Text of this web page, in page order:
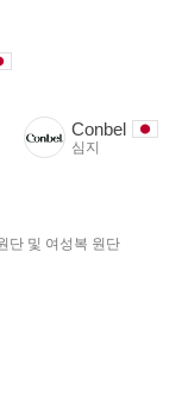
Conbel
심지
단 및 여성복 원단